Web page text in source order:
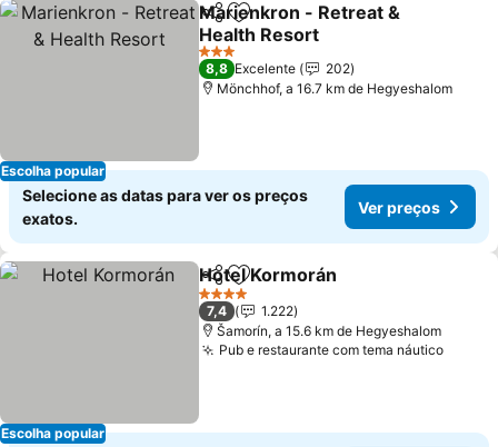
Escolha popular
PartilharAdicionar aos favoritos
Marienkron - Retreat &
Health Resort
3 Estrelas
8,8 Excelente
202
Mönchhof, a 16.7 km de Hegyeshalom
Selecione as datas para ver os preços
exatos.
Ver preços
Escolha popular
PartilharAdicionar aos favoritos
Hotel Kormorán
4 Estrelas
7,4
1.222
Šamorín, a 15.6 km de Hegyeshalom
Pub e restaurante com tema náutico